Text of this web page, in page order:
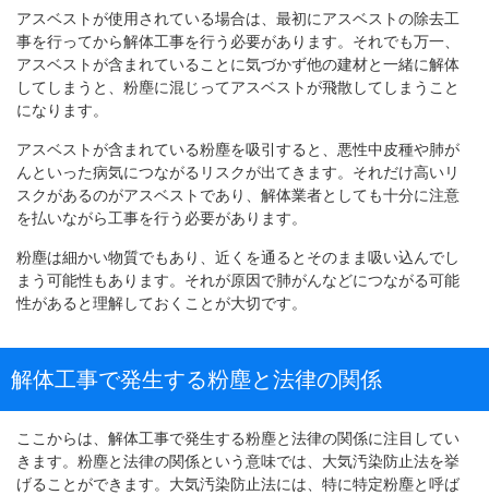
アスベストが使用されている場合は、最初にアスベストの除去工
事を行ってから解体工事を行う必要があります。それでも万一、
アスベストが含まれていることに気づかず他の建材と一緒に解体
してしまうと、粉塵に混じってアスベストが飛散してしまうこと
になります。
アスベストが含まれている粉塵を吸引すると、悪性中皮種や肺が
んといった病気につながるリスクが出てきます。それだけ高いリ
スクがあるのがアスベストであり、解体業者としても十分に注意
を払いながら工事を行う必要があります。
粉塵は細かい物質でもあり、近くを通るとそのまま吸い込んでし
まう可能性もあります。それが原因で肺がんなどにつながる可能
性があると理解しておくことが大切です。
解体工事で発生する粉塵と法律の関係
ここからは、解体工事で発生する粉塵と法律の関係に注目してい
きます。粉塵と法律の関係という意味では、大気汚染防止法を挙
げることができます。大気汚染防止法には、特に特定粉塵と呼ば